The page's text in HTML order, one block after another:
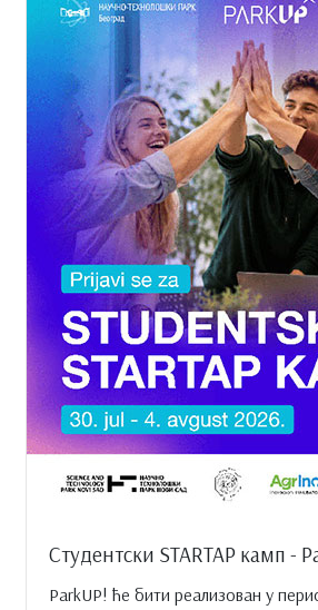
Студентски STARTAP камп -
ParkUP! ће бити реализован у